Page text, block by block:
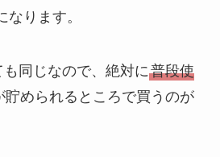
なります。
同じなので、絶対に普段使
貯められるところで買うのが